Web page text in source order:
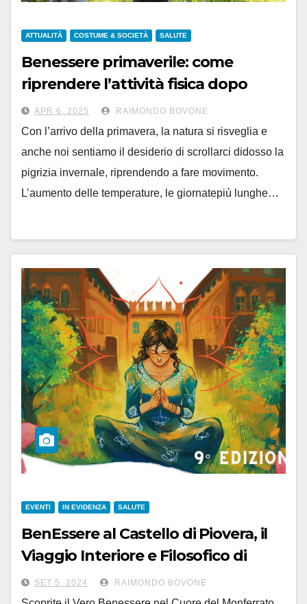
ATTUALITÀ COSTUME & SOCIETÀ SALUTE
Benessere primaverile: come
riprendere l’attività fisica dopo
l’inverno
APR 6, 2025 RAIMONDO BOVONE
Con l’arrivo della primavera, la natura si risveglia e
anche noi sentiamo il desiderio di scrollarci didosso la
pigrizia invernale, riprendendo a fare movimento.
L’aumento delle temperature, le giornatepiù lunghe…
EVENTI IN EVIDENZA SALUTE
BenEssere al Castello di Piovera, il
Viaggio Interiore e Filosofico di
domenica 8 settembre
SET 5, 2024 RAIMONDO BOVONE